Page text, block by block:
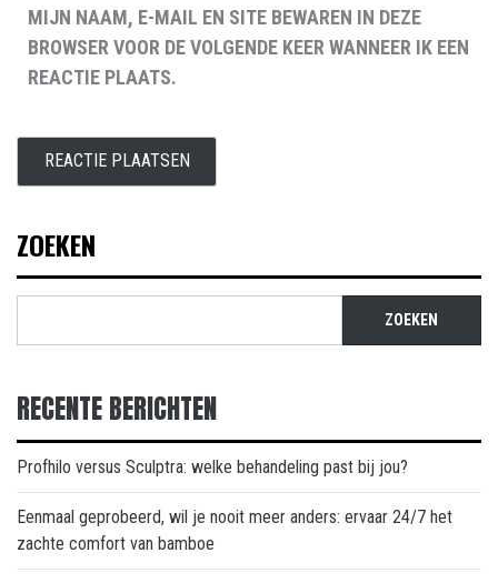
MIJN NAAM, E-MAIL EN SITE BEWAREN IN DEZE
BROWSER VOOR DE VOLGENDE KEER WANNEER IK EEN
REACTIE PLAATS.
ZOEKEN
ZOEKEN
RECENTE BERICHTEN
Profhilo versus Sculptra: welke behandeling past bij jou?
Eenmaal geprobeerd, wil je nooit meer anders: ervaar 24/7 het
zachte comfort van bamboe